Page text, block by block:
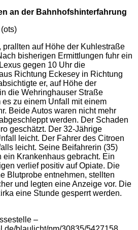
an der Bahnhofshinterfahrung
prallten auf Höhe der Kuhlestraße
bisherigen Ermittlungen fuhr ein
gegen 10 Uhr die
Richtung Eckesey in Richtung
er, auf Höhe der
die Wehringhauser Straße
zu einem Unfall mit einem
Beide Autos waren nicht mehr
werden. Der Schaden
geschätzt. Der 32-Jährige
leicht. Der Fahrer des Citroen
leicht. Seine Beifahrerin (35)
ein Krankenhaus gebracht. Ein
verlief positiv auf Opiate. Die
Blutprobe entnehmen, stellten
und legten eine Anzeige vor. Die
eine Stunde gesperrt werden.
–